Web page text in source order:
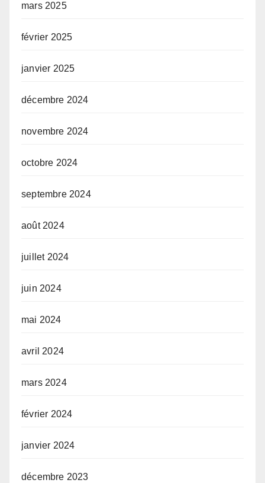
mars 2025
février 2025
janvier 2025
décembre 2024
novembre 2024
octobre 2024
septembre 2024
août 2024
juillet 2024
juin 2024
mai 2024
avril 2024
mars 2024
février 2024
janvier 2024
décembre 2023